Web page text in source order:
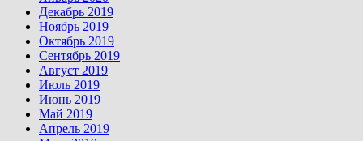
Декабрь 2019
Ноябрь 2019
Октябрь 2019
Сентябрь 2019
Август 2019
Июль 2019
Июнь 2019
Май 2019
Апрель 2019